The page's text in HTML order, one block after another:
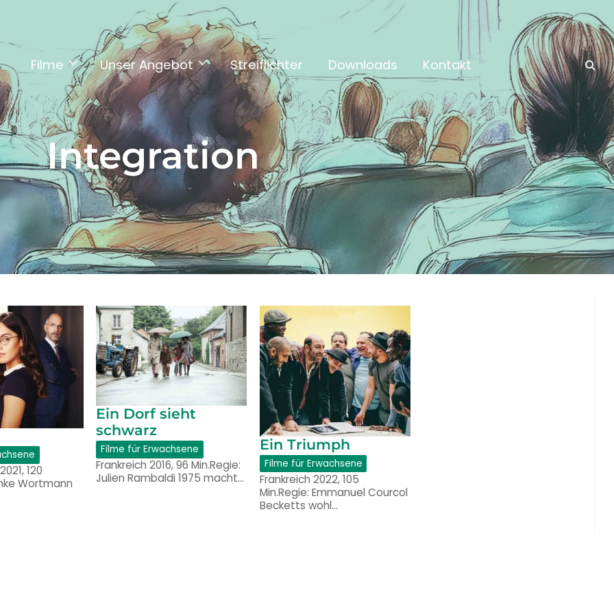
Filme Unser Angebot Streiflichter Downloads Kontakt
Integration
120
Wortmann
Ein Dorf sieht
schwarz
Filme für Erwachsene
Frankreich 2016, 96 Min.Regie:
Julien Rambaldi 1975 macht…
Ein Triumph
Filme für Erwachsene
Frankreich 2022, 105
Min.Regie: Emmanuel Courcol
Becketts wohl…